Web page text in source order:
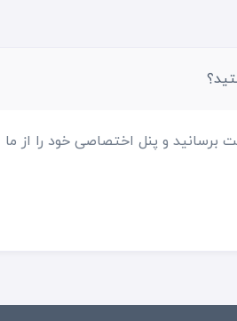
برسانید و پنل اختصاصی خود را از ما